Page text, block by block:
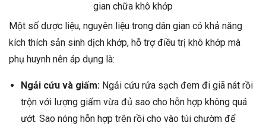
gian chữa khô khớp
Một số dược liệu, nguyên liệu trong dân gian có khả năng
kích thích sản sinh dịch khớp, hỗ trợ điều trị khô khớp mà
phụ huynh nên áp dụng là:
Ngải cứu và giấm: Ngải cứu rửa sạch đem đi giã nát rồi
trộn với lượng giấm vừa đủ sao cho hỗn hợp không quá
ướt. Sao nóng hỗn hợp trên rồi cho vào túi chườm để